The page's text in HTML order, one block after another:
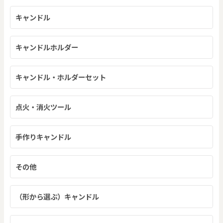
キャンドル
キャンドルホルダー
キャンドル・ホルダーセット
点火・消火ツール
手作りキャンドル
その他
（形から選ぶ）キャンドル